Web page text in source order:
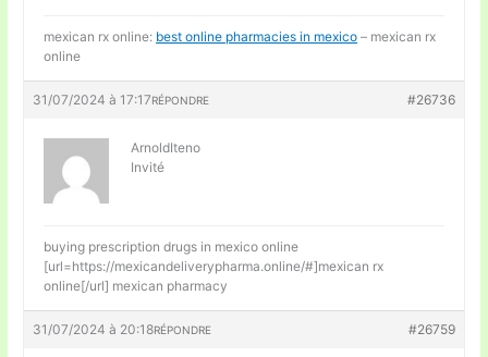
mexican rx online: best online pharmacies in mexico – mexican rx
online
31/07/2024 à 17:17 #26736
RÉPONDRE
ArnoldIteno
Invité
buying prescription drugs in mexico online
[url=https://mexicandeliverypharma.online/#]mexican rx
online[/url] mexican pharmacy
31/07/2024 à 20:18 #26759
RÉPONDRE